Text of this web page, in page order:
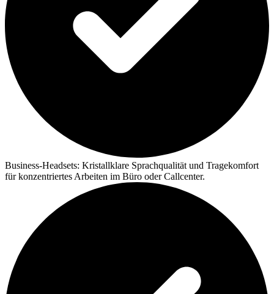
Business-Headsets: Kristallklare Sprachqualität und Tragekomfort
für konzentriertes Arbeiten im Büro oder Callcenter.